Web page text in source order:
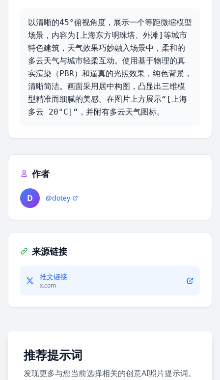
以清晰的45°俯视角度，展示一个等距微缩模型
场景，内容为[上海东方明珠塔、外滩]等城市
特色建筑，天气效果巧妙融入场景中，柔和的
多云天气与城市轻柔互动。使用基于物理的真
实渲染（PBR）和逼真的光照效果，纯色背景，
清晰简洁。画面采用居中构图，凸显出三维模
型精准而细腻的美感。在图片上方展示“[上海
多云 20°C]”，并附有多云天气图标。
作者
D @dotey
来源链接
推文链接
x.com
推荐提示词
发现更多与您当前选择相关的创意AI照片提示词。